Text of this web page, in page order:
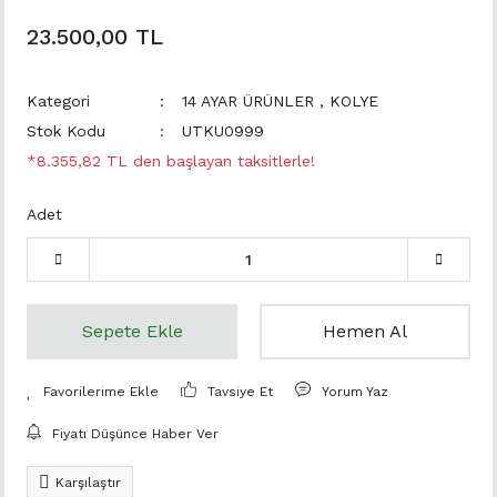
23.500,00 TL
Kategori 14 AYAR ÜRÜNLER , KOLYE
Stok Kodu
UTKU0999
*8.355,82 TL den başlayan taksitlerle!
Adet
Sepete Ekle Hemen Al
Tavsiye Et Yorum Yaz
Fiyatı Düşünce Haber Ver
Karşılaştır